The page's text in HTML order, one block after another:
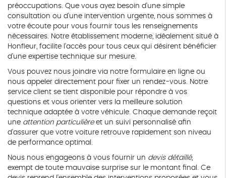
préoccupations. Que vous ayez besoin d'une simple
consultation ou d'une intervention urgente, nous sommes à
votre écoute pour vous fournir tous les renseignements
nécessaires. Notre établissement moderne, idéalement situé à
Honfleur, facilite l'accès pour tous ceux qui désirent bénéficier
d'une expertise technique sur mesure.
Vous pouvez nous joindre via notre formulaire en ligne ou
nous appeler directement pour fixer un rendez-vous. Notre
service client se tient disponible pour répondre à vos
questions et vous orienter vers la meilleure solution
technique adaptée à votre véhicule. Chaque demande reçoit
une attention particulièreet un suivi personnalisé afin
d'assurer que votre voiture retrouve rapidement son niveau
de performance optimal.
Nous nous engageons à vous fournir un devis détaillé,
exempt de toute mauvaise surprise sur le montant final. Ce